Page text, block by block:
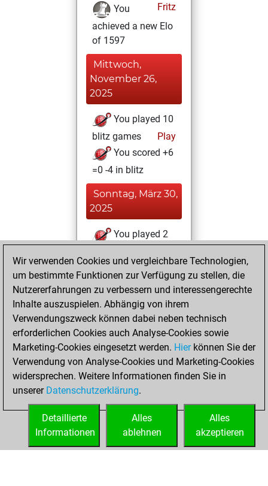
Fritz
You
achieved a new Elo
of 1597
Mittwoch,
November 26,
2025
You played 10
blitz games
Play
You scored +6
=0 -4 in blitz
Sonntag, März 30,
2025
You played 2
You scored +2
=0 -0 in slow games
Samstag,
November 9, 2024
You created
your Fritz account
Fritz
You
account
Studies
Wir verwenden Cookies und vergleichbare Technologien,
um bestimmte Funktionen zur Verfügung zu stellen, die
Nutzererfahrungen zu verbessern und interessengerechte
Inhalte auszuspielen. Abhängig von ihrem
Verwendungszweck können dabei neben technisch
erforderlichen Cookies auch Analyse-Cookies sowie
Marketing-Cookies eingesetzt werden. Hierkönnen Sie der
Verwendung von Analyse-Cookies und Marketing-Cookies
widersprechen. Weitere Informationen finden Sie in
unserer Datenschutzerklärung.
Alles
akzeptieren
Alles
ablehnen
Detaillierte
Informationen